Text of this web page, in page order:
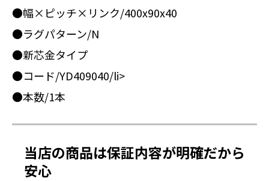
●幅×ピッチ×リンク/400x90x40
●ラグパターン/N
●新芯金タイプ
●コード/YD409040/li>
●本数/1本
当店の商品は保証内容が明確だから
安心